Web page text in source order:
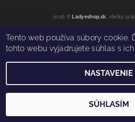
2026 © Ladyeshop.sk , všetky
Vytvoril Shoptet
Tento web používa súbory cookie.
tohto webu vyjadrujete súhlas s
NASTAVENIE
SÚHLASÍM